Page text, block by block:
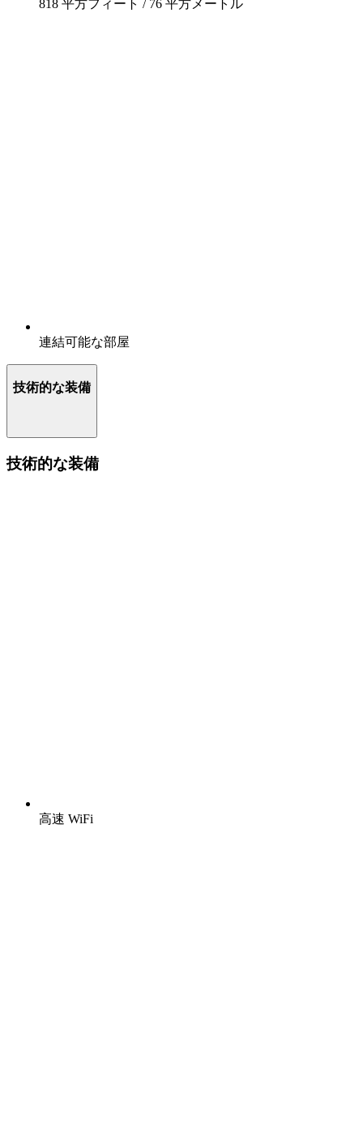
818 平方フィート / 76 平方メートル
連結可能な部屋
技術的な装備
技術的な装備
高速 WiFi